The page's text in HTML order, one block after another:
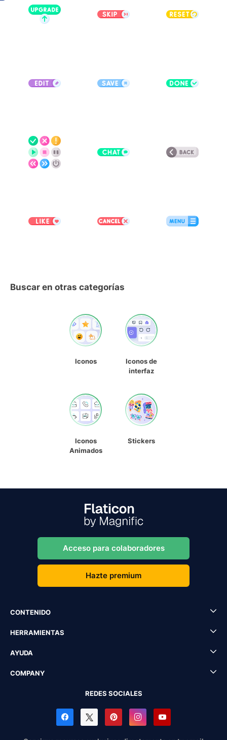
Buscar en otras categorías
Iconos
Iconos de
interfaz
Iconos
Animados
Stickers
Acceso para colaboradores
Hazte premium
CONTENIDO
HERRAMIENTAS
AYUDA
COMPANY
REDES SOCIALES